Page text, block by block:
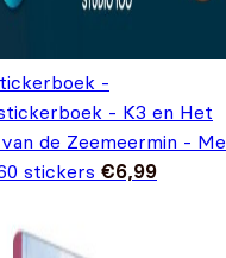
€10,99.
-
- K3 en Het
de Zeemeermin -
stickers €6,99